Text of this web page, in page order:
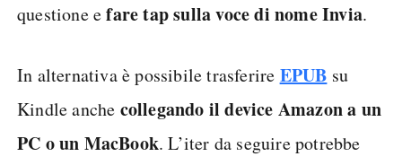
questione efare tap sulla voce di nome Invia.
In alternativa è possibile trasferire EPUB su
Kindle anche collegando il device Amazon a un
PC o un MacBook. L’iter da seguire potrebbe